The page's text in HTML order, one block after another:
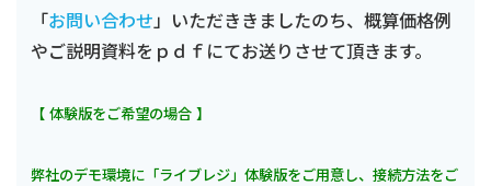
「お問い合わせ」いただききましたのち、概算価格例
やご説明資料をｐｄｆにてお送りさせて頂きます。
【 体験版をご希望の場合 】
弊社のデモ環境に「ライブレジ」体験版をご用意し、接続方法をご